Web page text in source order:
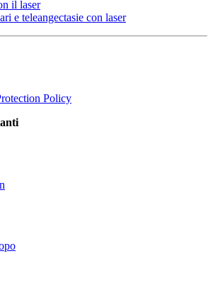
il laser
e teleangectasie con laser
Policy